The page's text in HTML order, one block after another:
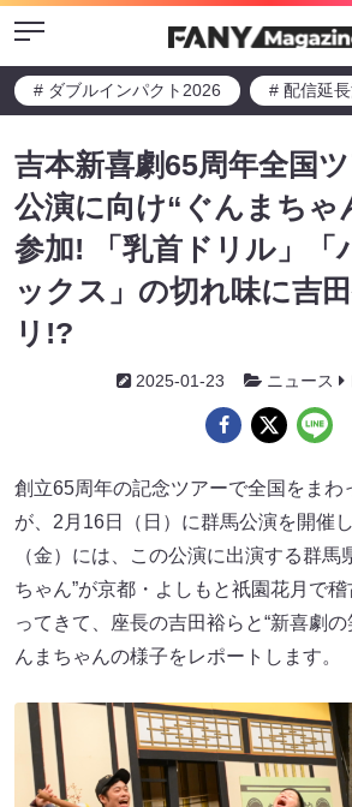
Menu
# ダブルインパクト2026 # 配信延
吉本新喜劇65周年全国
公演に向け“ぐんまちゃ
参加! 「乳首ドリル」「
ックス」の切れ味に吉
リ!?
2025-01-23 ニュース
創立65周年の記念ツアーで全国をまわ
が、2月16日（日）に群馬公演を開催
（金）には、この公演に出演する群馬
ちゃん”が京都・よしもと祇園花月で
ってきて、座長の吉田裕らと“新喜劇
んまちゃんの様子をレポートします。